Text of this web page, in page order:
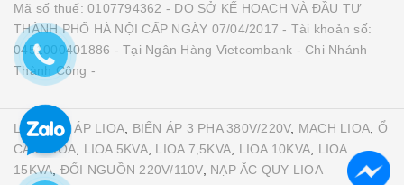
Mã số thuế: 0107794362 - DO SỞ KẾ HOẠCH VÀ ĐẦU TƯ
THÀNH PHỐ HÀ NỘI CẤP NGÀY 07/04/2017 - Tài khoản số:
0451000401886 - Tại Ngân Hàng Vietcombank - Chi Nhánh
Thành Công -
LIOA, ỔN ÁP LIOA BIẾN ÁP 3 PHA 380V/220V, MẠCH LIOA Ổ
CẮM LIOA
LIOA 5KVA, LIOA 7,5KVA LIOA 10KVA
LIOA
15KVA ĐỔI NGUỒN 220V/110V, NẠP ẮC QUY LIOA